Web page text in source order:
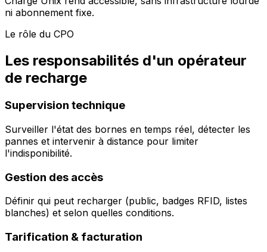
ni abonnement fixe.
Le rôle du CPO
Les responsabilités d'un opérateur
de recharge
Supervision technique
Surveiller l'état des bornes en temps réel, détecter les
pannes et intervenir à distance pour limiter
l'indisponibilité.
Gestion des accès
Définir qui peut recharger (public, badges RFID, listes
blanches) et selon quelles conditions.
Tarification & facturation